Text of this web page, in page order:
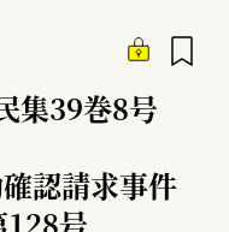
集39巻8号
認請求事件
128号